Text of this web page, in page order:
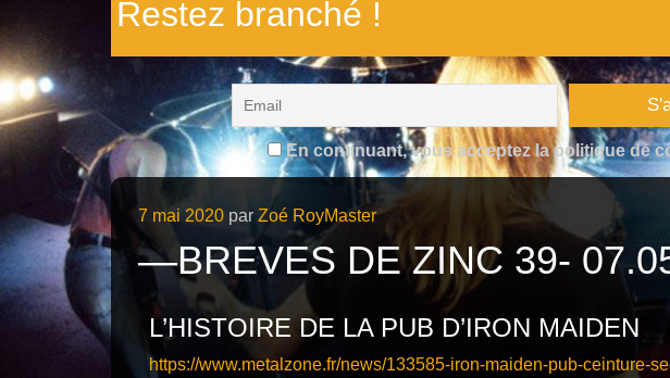
Restez branché !
En continuant, vous acceptez la politique de
Publié
7 mai 2020 par Zoé RoyMaster
—BREVES DE ZINC 39-
L’HISTOIRE DE LA PUB D’IRON MAIDEN
https://www.metalzone.fr/news/133585-iron-maiden-pub-ceinture-